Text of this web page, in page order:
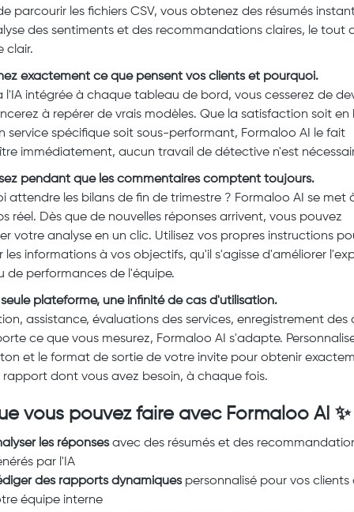
parcourir les fichiers CSV, vous obtenez des résumés
des sentiments et des recommandations claires, le tout
clair.
exactement ce que pensent vos clients et pourquoi.
l'IA intégrée à chaque tableau de bord, vous cesserez de
à repérer de vrais modèles. Que la satisfaction soit en
service spécifique soit sous-performant, Formaloo AI le fait
immédiatement, aucun travail de détective n'est
pendant que les commentaires comptent toujours.
attendre les bilans de fin de trimestre ? Formaloo AI se met
réel. Dès que de nouvelles réponses arrivent, vous pouvez
votre analyse en un clic. Utilisez vos propres instructions
les informations à vos objectifs, qu'il s'agisse d'améliorer
de performances de l'équipe.
plateforme, une infinité de cas d'utilisation.
assistance, évaluations des services, enregistrement des
ce que vous mesurez, Formaloo AI s'adapte.
ton et le format de sortie de votre invite pour obtenir
dont vous avez besoin, à chaque fois.
vous pouvez faire avec Formaloo AI ✨
les réponsesavec des résumés et des
par l'IA
des rapports dynamiquespersonnalisé pour vos clients
équipe interne